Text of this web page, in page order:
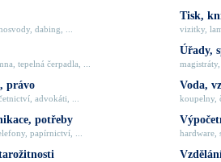
dabing, ...
tepelná čerpadla, ...
právo
advokáti, ...
potřeby
papírnictví, ...
Tisk,
vizitky,
Úřady,
Voda,
koupelny,
hardware,